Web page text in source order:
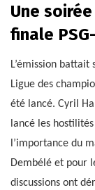
Une
finale
L’émission
Ligue des
été lancé. Cyril
lancé les
l’importance du
Dembélé et pour
discussions ont